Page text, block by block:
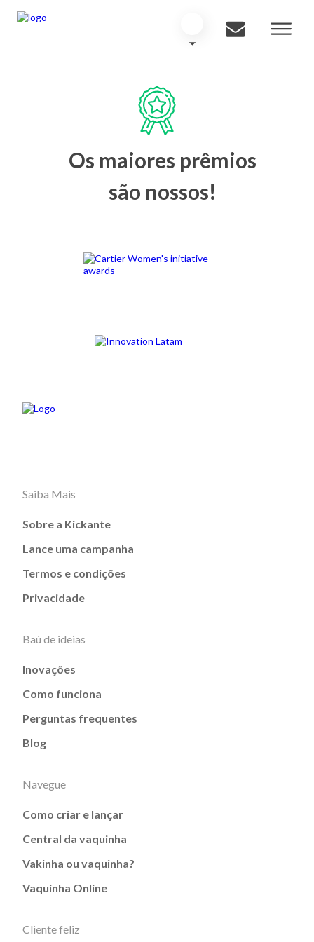
Os maiores prêmios
são nossos!
Saiba Mais
Sobre a Kickante
Lance uma campanha
Termos e condições
Privacidade
Baú de ideias
Inovações
Como funciona
Perguntas frequentes
Blog
Navegue
Como criar e lançar
Central da vaquinha
Vakinha ou vaquinha?
Vaquinha Online
Cliente feliz